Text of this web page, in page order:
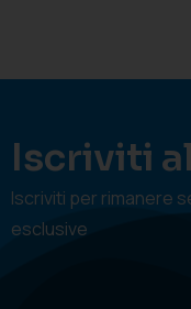
Iscriviti
Iscriviti per rimanere
esclusive